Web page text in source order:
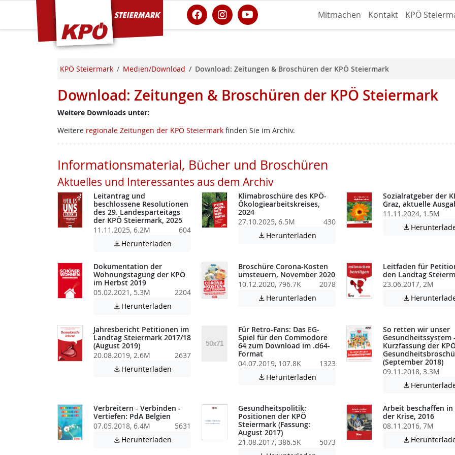
KPÖ Steiermark Mitmachen Kontakt KPÖ
KPÖ Steiermark Medien/Download Download: Zeitungen & Broschüren der KPÖ Steiermark
Download: Zeitungen & Broschüren der KPÖ Steiermark
Weitere Downloads unter:
Weitere regionale Zeitungen der KPÖ Steiermarkfinden Sie im Archiv.
Informationsmaterial, Bücher und Broschüren
Aktuelles und Interessantes aus dem Archiv
Leitantrag und
beschlossene Resolutionen
des 29. Landesparteitags
der KPÖ Steiermark, 2025
11.11.2025, 6.2M
604
 Herunterladen
Klimabroschüre des KPÖ-
Ökologiearbeitskreises,
2024
27.10.2025, 6.5M
430
 Herunterladen
Sozialratgeber der
Graz, aktuelle
11.11.2024, 1.5M

Dokumentation der
Wohnungstagung der KPÖ
im Herbst 2019
05.02.2021, 5.3M
2204
 Herunterladen
Broschüre Corona-Kosten
umsteuern, November 2020
10.12.2020, 796.7K
2078
 Herunterladen Achtung: Diese Datei enthält unter
Leitfaden für
den Landtag
23.06.2017, 2M

Jahresbericht Petitionen im
Landtag Steiermark 2017/18
(August 2019)
20.08.2019, 2.6M
2637
 Herunterladen Achtung: Diese Datei enthält unter Umständen nicht barrierefreie Inhalte!
Für Retro-Fans: Das EG-
Spiel für den Commodore
64 zum Download im .d64-
Format
04.07.2019, 107.8K
1323
 Herunterladen Achtung: Diese Datei enthält unter
So retten wir unser
Gesundheitssystem -
Kurzfassung der
(September 2018)
09.11.2018, 3.3M

Verbreitern - Verbinden -
Vertiefen: PdA Belgien
07.05.2018, 6.4M
5631
 Herunterladen Achtung: Diese Datei enthält unter Umständen nicht barrierefreie Inhalte!
Gesundheitspolitik:
Positionen der KPÖ
Steiermark (Fassung:
August 2017)
21.08.2017, 386.5K
5073
Arbeit beschaffen in
der Krise, 2016
08.11.2016, 7M
